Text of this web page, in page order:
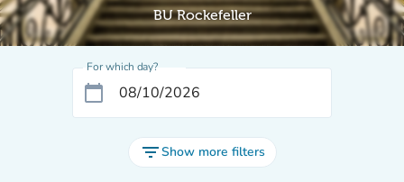
BU Rockefeller
For which day?
calendar_today
filter_listShow more filters